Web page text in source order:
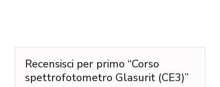
Recensisci per primo “Corso
spettrofotometro Glasurit (CE3)”